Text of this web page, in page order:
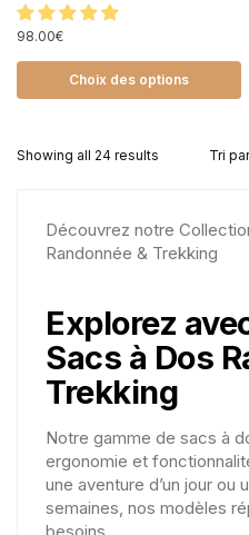
98.00€
Choix des options
Showing all 24 results
Découvrez notre
Randonnée & Trekking
Explorez
Sacs à Dos
Trekking
Notre gamme de sacs à
ergonomie et
une aventure d’un jour ou
semaines, nos modèles